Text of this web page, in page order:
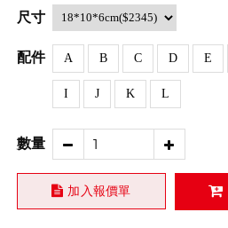
尺寸
配件 A B C D E
I J K L
數量
加入報價單